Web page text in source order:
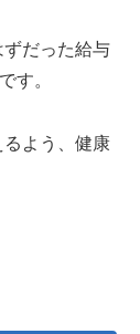
だった給与
す。
るよう、健康